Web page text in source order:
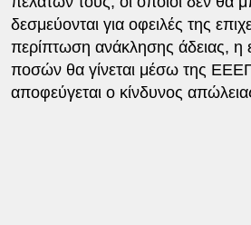
δεσμεύονται για οφειλές της
περίπτωση ανάκλησης άδειας, η
ποσών θα γίνεται μέσω της
αποφεύγεται ο κίνδυνος